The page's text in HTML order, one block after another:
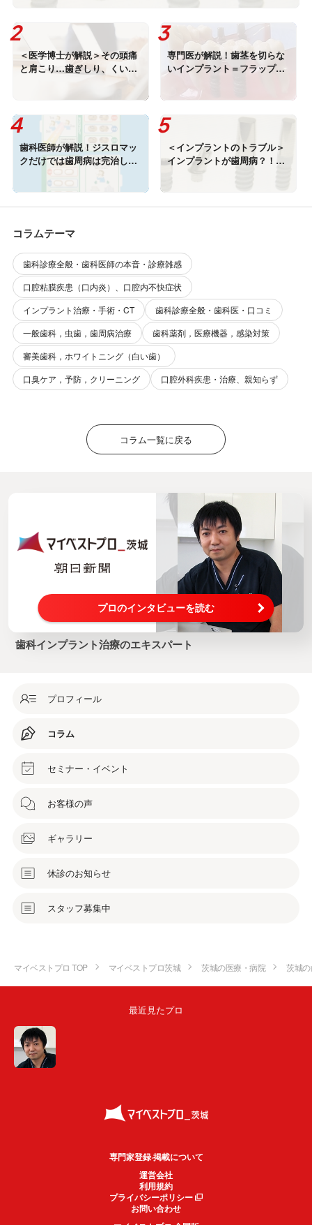
＜医学博士が解説＞その頭痛
と肩こり…歯ぎしり、くいし
ばりが原因かも （口腔外
専門医が解説！歯茎を切らな
いインプラント＝フラップレ
歯科医師が解説！ジスロマッ
クだけでは歯周病は完治しま
せん！＜歯科・薬物療法・抗
＜インプラントのトラブル＞
インプラントが歯周病？！イ
ンプラント周囲炎って何？
コラムテーマ
歯科診療全般・歯科医師の本音・診療雑感
口腔粘膜疾患（口内炎）、口腔内不快症状
インプラント治療・手術・CT
歯科診療全般・歯科医・口コミ
一般歯科，虫歯，歯周病治療
歯科薬剤，医療機器，感染対策
審美歯科，ホワイトニング（白い歯）
口臭ケア，予防，クリーニング
口腔外科疾患・治療、親知らず
コラム一覧に戻る
プロのインタビューを読む
歯科インプラント治療のエキスパート
プロフィール
コラム
セミナー・イベント
お客様の声
ギャラリー
休診のお知らせ
スタッフ募集中
マイベストプロ TOP マイベストプロ茨城 茨城の医療・病院 茨城
最近見たプロ
専門家登録·掲載について
運営会社
利用規約
プライバシーポリシー
お問い合わせ